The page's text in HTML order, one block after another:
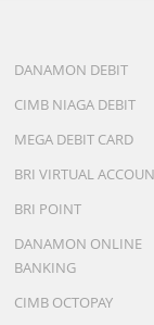
DANAMON DEBIT
CIMB NIAGA DEBIT
MEGA DEBIT CARD
BRI VIRTUAL
BRI POINT
DANAMON ONLINE
BANKING
CIMB OCTOPAY